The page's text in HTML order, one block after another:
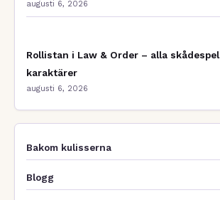
augusti 6, 2026
Rollistan i Law & Order – alla
karaktärer
augusti 6, 2026
Bakom kulisserna
Blogg